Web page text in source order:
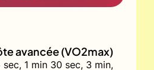
avancée (VO2max)
1 min 30 sec, 3 min,